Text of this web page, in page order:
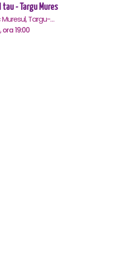
tau - Targu Mures
Ansamblul Artistic Muresul, Targu-Mures
19:00